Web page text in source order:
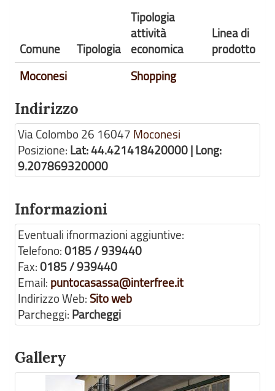
Comune Tipologia
Tipologia
attività
economica
Linea di
prodotto
Moconesi
Shopping
Indirizzo
Via Colombo 26 16047 Moconesi
Posizione: Lat: 44.421418420000 | Long:
9.207869320000
Informazioni
Eventuali ifnormazioni aggiuntive:
Telefono:0185 / 939440
Fax:0185 / 939440
Email: puntocasassa@interfree.it
Indirizzo Web: Sito web
Parcheggi: Parcheggi
Gallery